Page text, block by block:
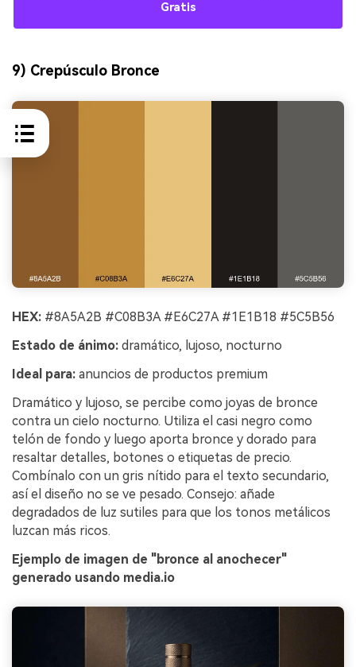
Gratis
9) Crepúsculo Bronce
HEX: #8A5A2B #C08B3A #E6C27A #1E1B18 #5C5B56
Estado de ánimo: dramático, lujoso, nocturno
Ideal para: anuncios de productos premium
Dramático y lujoso, se percibe como joyas de bronce
contra un cielo nocturno. Utiliza el casi negro como
telón de fondo y luego aporta bronce y dorado para
resaltar detalles, botones o etiquetas de precio.
Combínalo con un gris nítido para el texto secundario,
así el diseño no se ve pesado. Consejo: añade
degradados de luz sutiles para que los tonos metálicos
luzcan más ricos.
Ejemplo de imagen de "bronce al anochecer"
generado usando media.io